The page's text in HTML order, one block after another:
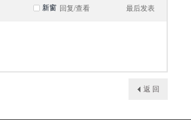
新窗 回复/查看 最后发表
返 回